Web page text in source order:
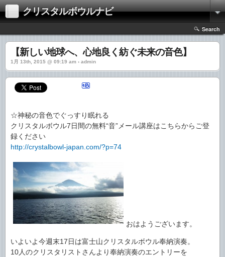
クリスタルボウルナビ
Search
【新しい地球へ、心地良く紡ぐ未来の音色】
1月 13th, 2015 @ 09:19 am › admin
☆神秘の音色でぐっすり眠れる
クリスタルボウル7日間の無料“音”メール講座はこちらからご登
録ください
http://crystalbowl-japan.com/?p=74
おはようございます。
いよいよ今週末17日は富士山クリスタルボウル奉納演奏。
10人のクリスタリストさんより奉納演奏のエントリーを